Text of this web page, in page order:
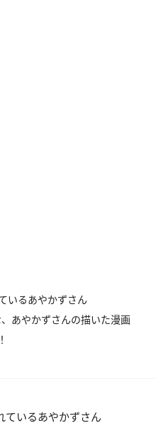
いるあやかずさん
あやかずさんの描いた漫画
いるあやかずさん